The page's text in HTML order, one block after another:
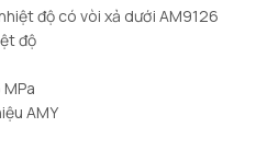
độ có vòi xả dưới AM9126
độ
AMY